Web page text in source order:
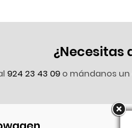
¿Necesitas
924 23 43 09 o mándanos un